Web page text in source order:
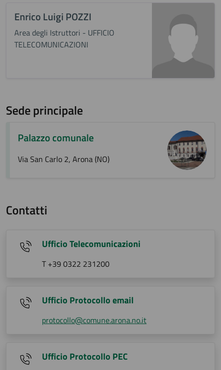
Enrico Luigi POZZI
Area degli Istruttori - UFFICIO
TELECOMUNICAZIONI
Sede principale
Palazzo comunale
Via San Carlo 2, Arona (NO)
Contatti
Ufficio Telecomunicazioni
T +39 0322 231200
Ufficio Protocollo email
protocollo@comune.arona.no.it
Ufficio Protocollo PEC